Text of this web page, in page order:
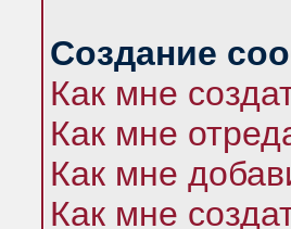
Создание
Как мне
Как мне
Как мне
Как мне